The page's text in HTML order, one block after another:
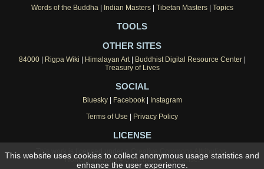
Words of the Buddha| Indian Masters| Tibetan Masters| Topics
TOOLS
OTHER SITES
84000| Rigpa Wiki Himalayan Art| Buddhist Digital Resource Center|
Treasury of Lives
SOCIAL
Bluesky| Facebook|
Instagram
Terms of Use
Privacy Policy
LICENSE
This work is licensed under a
Creative Commons Attribution-
NonCommercial 4.0 International License.
This website uses cookies to collect anonymous usage statistics and
enhance the user experience.